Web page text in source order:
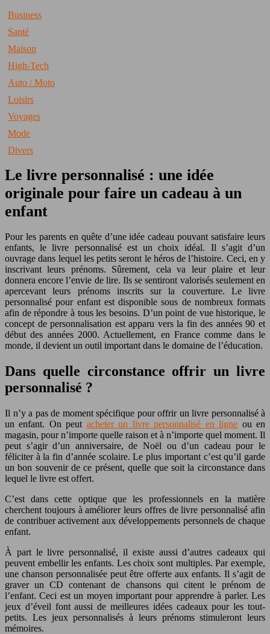
Business
Santé
Maison
High-Tech
Auto / Moto
Loisirs
Voyages
Mode
Divers
Le livre personnalisé : une idée
originale pour faire un cadeau à un
enfant
Pour les parents en quête d’une idée cadeau pouvant satisfaire leurs
enfants, le livre personnalisé est un choix idéal. Il s’agit d’un
ouvrage dans lequel les petits seront le héros de l’histoire. Ceci, en y
inscrivant leurs prénoms. Sûrement, cela va leur plaire et leur
donnera encore l’envie de lire. Ils se sentiront valorisés seulement en
apercevant leurs prénoms inscrits sur la couverture. Le livre
personnalisé pour enfant est disponible sous de nombreux formats
afin de répondre à tous les besoins. D’un point de vue historique, le
concept de personnalisation est apparu vers la fin des années 90 et
début des années 2000. Actuellement, en France comme dans le
monde, il devient un outil important dans le domaine de l’éducation.
Dans quelle circonstance offrir un livre
personnalisé ?
Il n’y a pas de moment spécifique pour offrir un livre personnalisé à
un enfant. On peut acheter un livre personnalisé en ligne ou en
magasin, pour n’importe quelle raison et à n’importe quel moment. Il
peut s’agir d’un anniversaire, de Noël ou d’un cadeau pour le
féliciter à la fin d’année scolaire. Le plus important c’est qu’il garde
un bon souvenir de ce présent, quelle que soit la circonstance dans
lequel le livre est offert.
C’est dans cette optique que les professionnels en la matière
cherchent toujours à améliorer leurs offres de livre personnalisé afin
de contribuer activement aux développements personnels de chaque
enfant.
À part le livre personnalisé, il existe aussi d’autres cadeaux qui
peuvent embellir les enfants. Les choix sont multiples. Par exemple,
une chanson personnalisée peut être offerte aux enfants. Il s’agit de
graver un CD contenant de chansons qui citent le prénom de
l’enfant. Ceci est un moyen important pour apprendre à parler. Les
jeux d’éveil font aussi de meilleures idées cadeaux pour les tout-
petits. Les jeux personnalisés à leurs prénoms stimuleront leurs
mémoires.